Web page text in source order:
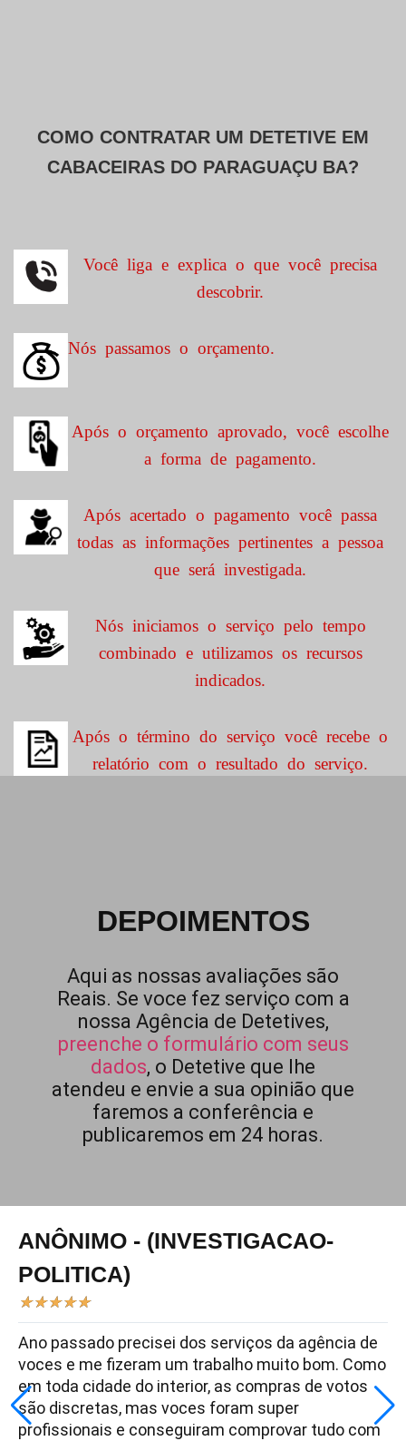
COMO CONTRATAR UM DETETIVE EM
CABACEIRAS DO PARAGUAÇU BA?
Você liga e explica o que você precisa
descobrir.
Nós passamos o orçamento.
Após o orçamento aprovado, você escolhe
a forma de pagamento.
Após acertado o pagamento você passa
todas as informações pertinentes a pessoa
que será investigada.
Nós iniciamos o serviço pelo tempo
combinado e utilizamos os recursos
indicados.
Após o término do serviço você recebe o
relatório com o resultado do serviço.
DEPOIMENTOS
Aqui as nossas avaliações são
Reais. Se voce fez serviço com a
nossa Agência de Detetives,
preenche o formulário com seus
dados, o Detetive que lhe
atendeu e envie a sua opinião que
faremos a conferência e
publicaremos em 24 horas.
ANÔNIMO - (INVESTIGACAO-
POLITICA)
★★★★★
Ano passado precisei dos serviços da agência de
voces e me fizeram um trabalho muito bom. Como
em toda cidade do interior, as compras de votos
são discretas, mas voces foram super
profissionais e conseguiram comprovar tudo com